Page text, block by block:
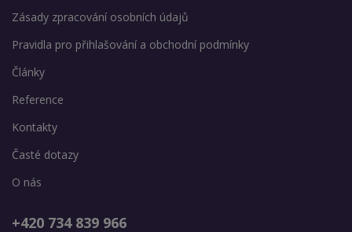
Zásady zpracování osobních údajů
Pravidla pro přihlašování a obchodní podmínky
Články
Reference
Kontakty
Časté dotazy
O nás
+420 734 839 966